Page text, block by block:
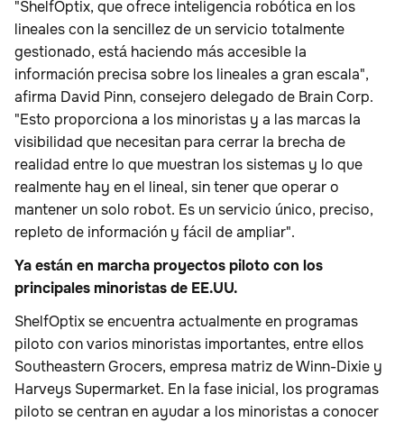
"ShelfOptix, que ofrece inteligencia robótica en los
lineales con la sencillez de un servicio totalmente
gestionado, está haciendo más accesible la
información precisa sobre los lineales a gran escala",
afirma David Pinn, consejero delegado de Brain Corp.
"Esto proporciona a los minoristas y a las marcas la
visibilidad que necesitan para cerrar la brecha de
realidad entre lo que muestran los sistemas y lo que
realmente hay en el lineal, sin tener que operar o
mantener un solo robot. Es un servicio único, preciso,
repleto de información y fácil de ampliar".
Ya están en marcha proyectos piloto con los
principales minoristas de EE.UU.
ShelfOptix se encuentra actualmente en programas
piloto con varios minoristas importantes, entre ellos
Southeastern Grocers, empresa matriz de Winn-Dixie y
Harveys Supermarket. En la fase inicial, los programas
piloto se centran en ayudar a los minoristas a conocer